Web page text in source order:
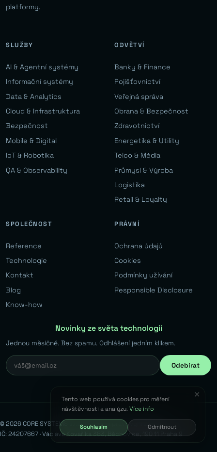
platformy.
SLUŽBY
AI & Agentní systémy
Informační systémy
Data & Analytics
Cloud & Infrastruktura
Bezpečnost
Mobile & Digital
IoT & Robotika
QA & Observability
ODVĚTVÍ
Banky & Finance
Pojišťovnictví
Veřejná správa
Obrana & Bezpečnost
Zdravotnictví
Energetika & Utility
Telco & Média
Průmysl & Výroba
Logistika
Retail & Loyalty
SPOLEČNOST
Reference
Technologie
Kontakt
Blog
Know-how
PRÁVNÍ
Ochrana údajů
Cookies
Podmínky užívání
Responsible Disclosure
Novinky ze světa technologií
Jednou měsíčně. Bez spamu. Odhlášení jedním klikem.
Odebírat
© 2026 CORE SYSTEMS s.r.o. Všechna práva vyhrazena.
IČ: 24207667 · Václava Kovaříka 383, Běchovice, 190 11 Praha 9
✕
Tento web používá cookies pro měření
návštěvnosti a analýzu.Více info
Souhlasím Odmítnout